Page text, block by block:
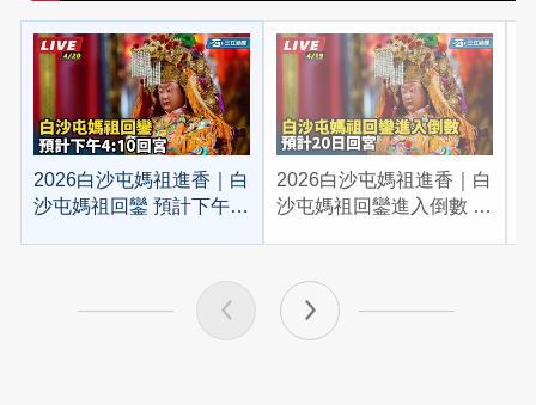
2026白沙屯媽祖進香｜白
沙屯媽祖回鑾 預計下午
2026白沙屯媽祖進香｜白
沙屯媽祖回鑾進入倒數 預